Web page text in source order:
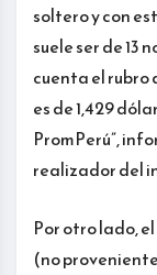
soltero y con
suele ser de 13
cuenta el
es de 1,429
PromPerú”,
realizador del
Por otro lado,
(no